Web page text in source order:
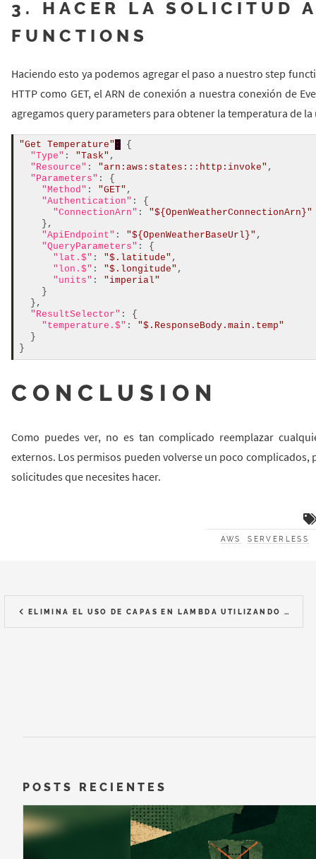
3. HACER LA SOLICITUD
FUNCTIONS
Haciendo esto ya podemos agregar el paso a nuestro step
HTTP como GET, el ARN de conexión a nuestra conexión de
agregamos query parameters para obtener la temperatura de
"Get Temperature" :
{
"Type" : "Task" ,
"Resource" : "arn:aws:states:::http:invoke" ,
"Parameters" : {
"Method" : "GET" ,
"Authentication" : {
"ConnectionArn" : "${OpenWeatherConnectionArn}"
    },
"ApiEndpoint" : "${OpenWeatherBaseUrl}" ,
"QueryParameters" : {
"lat.$" : "$.latitude" ,
"lon.$" : "$.longitude" ,
"units" : "imperial"
    }
  },
"ResultSelector" : {
"temperature.$" : "$.ResponseBody.main.temp"
  }
CONCLUSION
Como puedes ver, no es tan complicado reemplazar
externos. Los permisos pueden volverse un poco
solicitudes que necesites hacer.
AWS SERVERLESS
ELIMINA EL USO DE CAPAS EN LAMBDA UTILIZANDO ESBUILD PARA EMPAQUETAR
POSTS RECIENTES